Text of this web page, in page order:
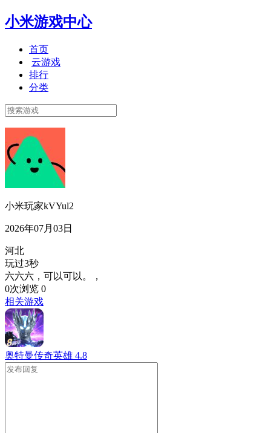
小米游戏中心
首页
云游戏
排行
分类
小米玩家kVYul2
2026年07月03日
河北
玩过3秒
六六六，可以可以。，
0次浏览 0
相关游戏
奥特曼传奇英雄 4.8